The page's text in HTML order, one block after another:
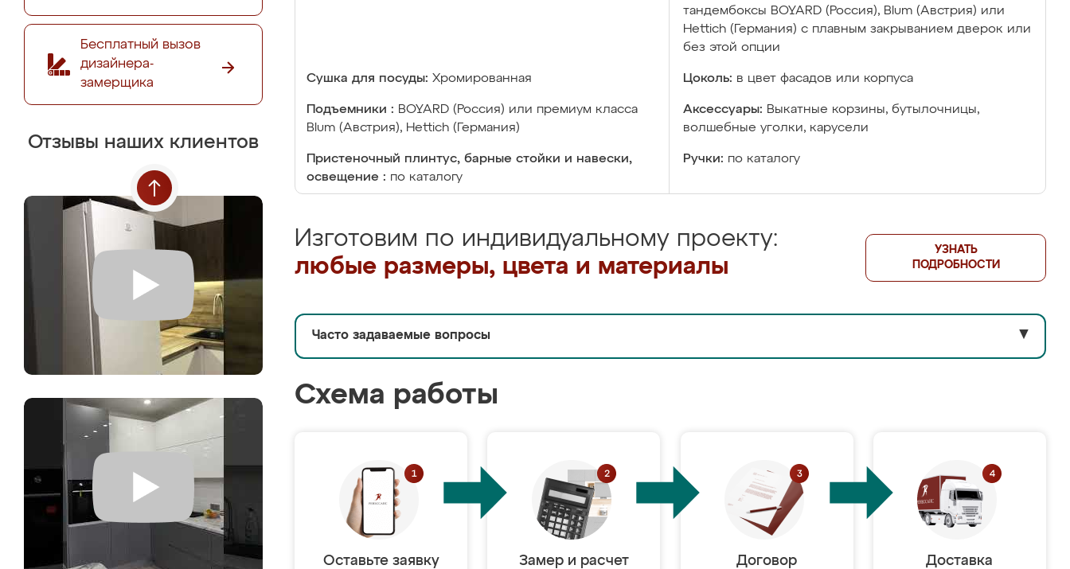
Бесплатный вызов
дизайнера-
замерщика
Отзывы наших клиентов
тандембоксы BOYARD (Россия), Blum (Австрия) или
Hettich (Германия) с плавным закрыванием дверок или
без этой опции
Сушка для посуды: Хромированная Цоколь: в цвет фасадов или корпуса
Подъемники : BOYARD (Россия) или премиум класса
Blum (Австрия), Hettich (Германия)
Аксессуары: Выкатные корзины, бутылочницы,
волшебные уголки, карусели
Пристеночный плинтус, барные стойки и навески,
освещение : по каталогу
Ручки: по каталогу
Изготовим по индивидуальному проекту:
любые размеры, цвета и материалы
УЗНАТЬ
ПОДРОБНОСТИ
Часто задаваемые вопросы ▼
Схема работы
Оставьте заявку Замер и расчет
Договор
Доставка